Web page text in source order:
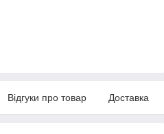
Відгуки про товар Доставка